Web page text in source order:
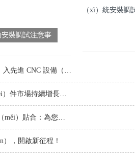
裝調試注意事
（xì）統安裝
中國供應商引（yǐn）入先進 CNC 設備（bèi），提升定製金屬零件品質
CNC精密加工備（bèi）件市場持續增長，技術創新引領行業未來（lái）
每次都（dōu）完美（měi）貼合：為您的項目定製螺絲
），開啟新征程！